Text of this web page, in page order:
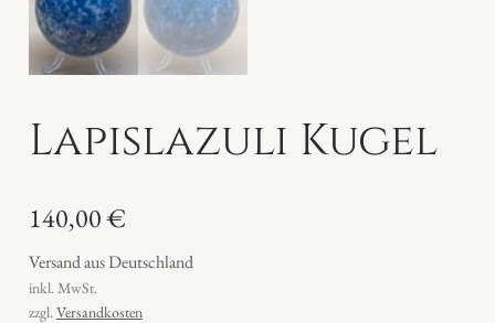
Lapislazuli Kugel
140,00€
Versand aus Deutschland
inkl. MwSt.
zzgl.Versandkosten